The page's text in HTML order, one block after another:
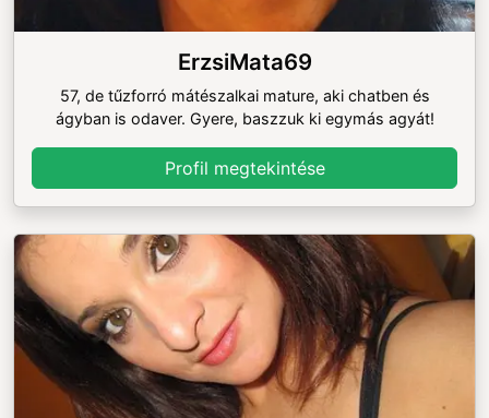
ErzsiMata69
57, de tűzforró mátészalkai mature, aki chatben és
ágyban is odaver. Gyere, baszzuk ki egymás agyát!
Profil megtekintése